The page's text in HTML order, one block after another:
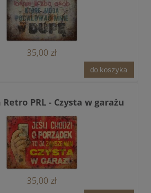
35,00 zł
do koszyka
PRL - Czysta w garażu
35,00 zł